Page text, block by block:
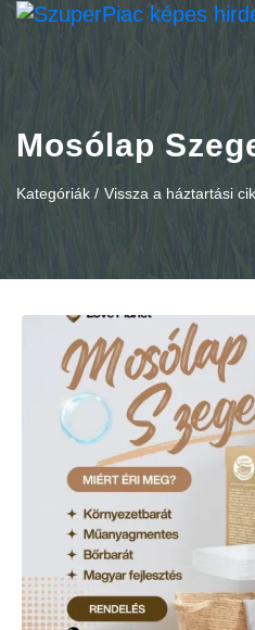
Mosólap
Kategóriák / Vissza a háztartási